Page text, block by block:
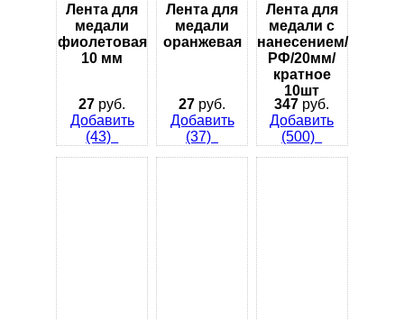
Лента для
медали
фиолетовая
10 мм
27 руб.
Добавить
(43)
Лента для
медали
оранжевая
27 руб.
Добавить
(37)
Лента для
медали с
нанесением/
РФ/20мм/
кратное
10шт
347 руб.
Добавить
(500)